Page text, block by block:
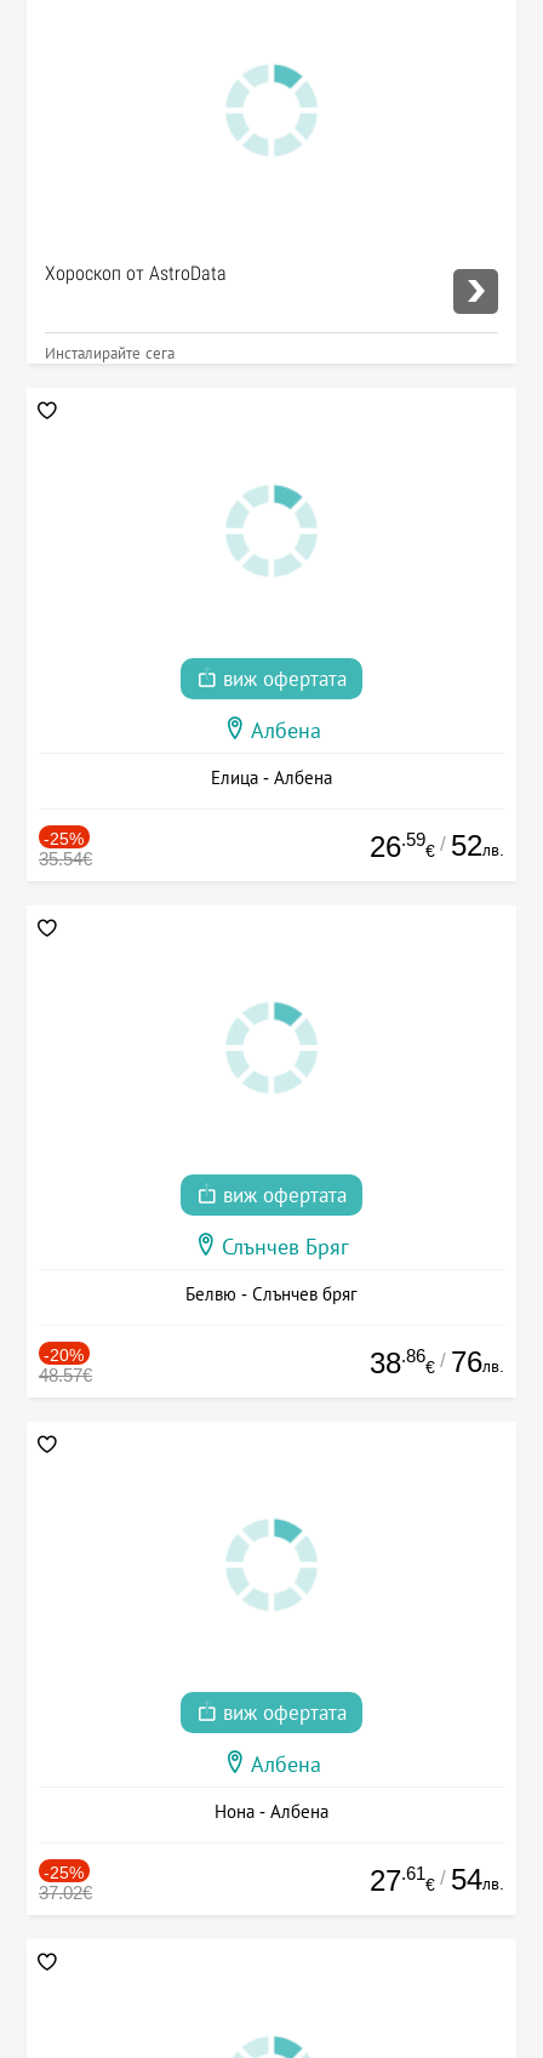
Хороскоп от AstroData
Инсталирайте сега
виж офертата
Албена
Елица - Албена
-25%
35.54€ 26.59
€ / 52лв.
виж офертата
Слънчев Бряг
Белвю - Слънчев бряг
-20%
48.57€ 38.86
€ / 76лв.
виж офертата
Албена
Нона - Албена
-25%
37.02€ 27.61
€ / 54лв.